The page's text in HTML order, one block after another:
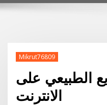
Mikrut76809
الطبيعي على
الانترنت